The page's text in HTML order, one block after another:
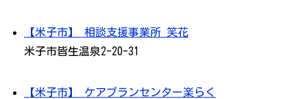
【米子市】 相談支援事業所 笑花
米子市皆生温泉2-20-31
【米子市】 ケアプランセンター楽らく